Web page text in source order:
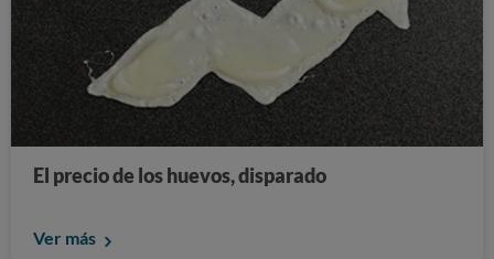
El precio de los huevos, disparado
Ver más